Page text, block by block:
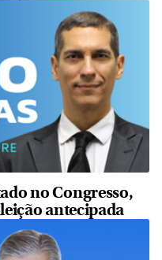
no Congresso,
antecipada